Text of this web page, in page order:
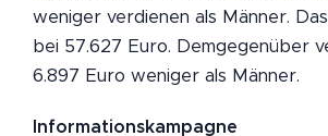
weniger verdienen als Männer.
bei 57.627 Euro. Demgegenüber
6.897 Euro weniger als Männer.
Informationskampagne